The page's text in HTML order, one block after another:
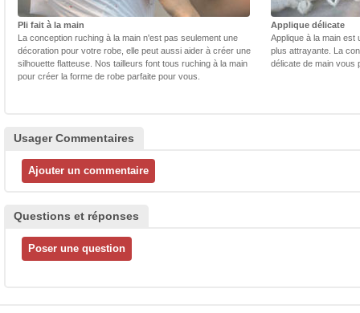
Pli fait à la main
La conception ruching à la main n'est pas seulement une
décoration pour votre robe, elle peut aussi aider à créer une
silhouette flatteuse. Nos tailleurs font tous ruching à la main
pour créer la forme de robe parfaite pour vous.
Applique délicate
Applique à la main est
plus attrayante. La
délicate de main vous
Usager Commentaires
Questions et réponses